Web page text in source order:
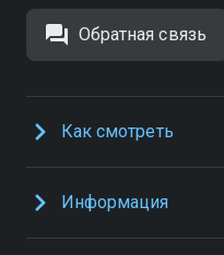
Обратная связь
Как смотреть
Информация